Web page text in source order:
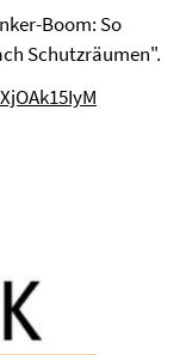
Boom: So
Schutzräumen".